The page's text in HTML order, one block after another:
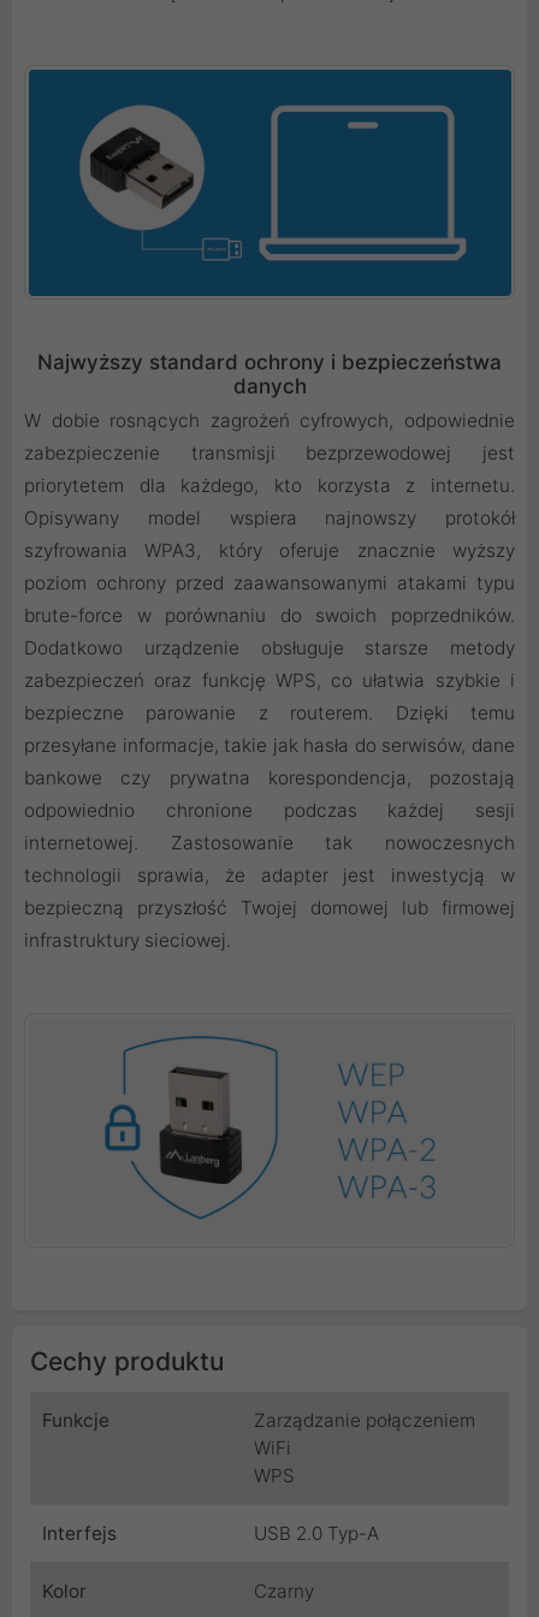
Najwyższy standard ochrony i bezpieczeństwa
danych
W dobie rosnących zagrożeń cyfrowych, odpowiednie
zabezpieczenie transmisji bezprzewodowej jest
priorytetem dla każdego, kto korzysta z internetu.
Opisywany model wspiera najnowszy protokół
szyfrowania WPA3, który oferuje znacznie wyższy
poziom ochrony przed zaawansowanymi atakami typu
brute-force w porównaniu do swoich poprzedników.
Dodatkowo urządzenie obsługuje starsze metody
zabezpieczeń oraz funkcję WPS, co ułatwia szybkie i
bezpieczne parowanie z routerem. Dzięki temu
przesyłane informacje, takie jak hasła do serwisów, dane
bankowe czy prywatna korespondencja, pozostają
odpowiednio chronione podczas każdej sesji
internetowej. Zastosowanie tak nowoczesnych
technologii sprawia, że adapter jest inwestycją w
bezpieczną przyszłość Twojej domowej lub firmowej
infrastruktury sieciowej.
Cechy produktu
Funkcje
Zarządzanie połączeniem
WiFi
WPS
Interfejs USB 2.0 Typ-A
Kolor Czarny